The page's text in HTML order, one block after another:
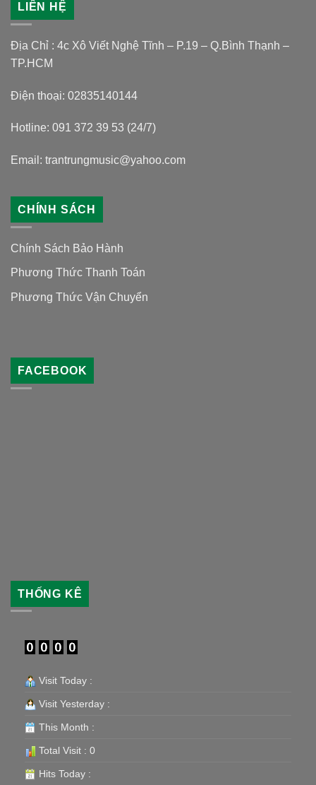
LIÊN HỆ
Địa Chỉ : 4c Xô Viết Nghệ Tĩnh – P.19 – Q.Bình Thạnh –
TP.HCM
Điện thoại: 02835140144
Hotline: 091 372 39 53 (24/7)
Email: trantrungmusic@yahoo.com
CHÍNH SÁCH
Chính Sách Bảo Hành
Phương Thức Thanh Toán
Phương Thức Vận Chuyển
FACEBOOK
THỐNG KÊ
Visit Today :
Visit Yesterday :
This Month :
Total Visit : 0
Hits Today :